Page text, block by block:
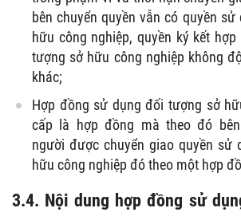
bên chuyển quyền vẫn có quyền
hữu công nghiệp, quyền ký kết
tượng sở hữu công nghiệp không
khác;
Hợp đồng sử dụng đối tượng sở
cấp là hợp đồng mà theo đó
người được chuyển giao quyền sử
hữu công nghiệp đó theo một hợp
3.4. Nội dung hợp đồng sử